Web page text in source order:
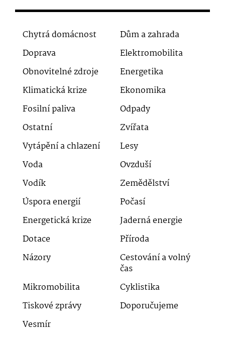
Chytrá domácnost
Dům a zahrada
Doprava
Elektromobilita
Obnovitelné zdroje
Energetika
Klimatická krize
Ekonomika
Fosilní paliva
Odpady
Ostatní
Zvířata
Vytápění a chlazení
Lesy
Voda
Ovzduší
Vodík
Zemědělství
Úspora energií
Počasí
Energetická krize
Jaderná energie
Dotace
Příroda
Názory
Cestování a volný
čas
Mikromobilita
Cyklistika
Tiskové zprávy
Doporučujeme
Vesmír